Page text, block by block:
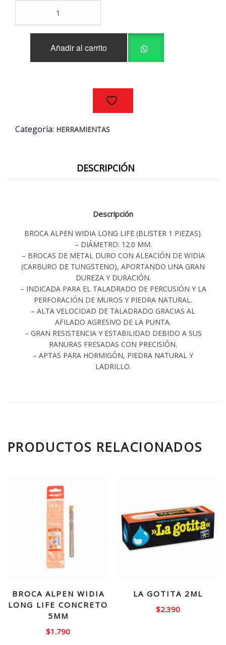
WIDIA
Añadir al carrito
Categoría: HERRAMIENTAS
DESCRIPCIÓN
Descripción
BROCA ALPEN WIDIA LONG LIFE (BLISTER 1 PIEZAS).
– DIÁMETRO: 12.0 MM.
– BROCAS DE METAL DURO CON ALEACIÓN DE WIDIA
(CARBURO DE TUNGSTENO), APORTANDO UNA GRAN
DUREZA Y DURACIÓN.
– INDICADA PARA EL TALADRADO DE PERCUSIÓN Y LA
PERFORACIÓN DE MUROS Y PIEDRA NATURAL.
– ALTA VELOCIDAD DE TALADRADO GRACIAS AL
AFILADO AGRESIVO DE LA PUNTA.
– GRAN RESISTENCIA Y ESTABILIDAD DEBIDO A SUS
RANURAS FRESADAS CON PRECISIÓN.
– APTAS PARA HORMIGÓN, PIEDRA NATURAL Y
LADRILLO.
PRODUCTOS RELACIONADOS
BROCA ALPEN WIDIA
LONG LIFE CONCRETO
5MM
$1.790
LA GOTITA 2ML
$2.390